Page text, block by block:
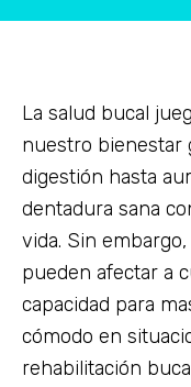
La salud bucal
nuestro bienestar
digestión hasta
dentadura sana
vida. Sin
pueden afectar a
capacidad para
cómodo en
rehabilitación